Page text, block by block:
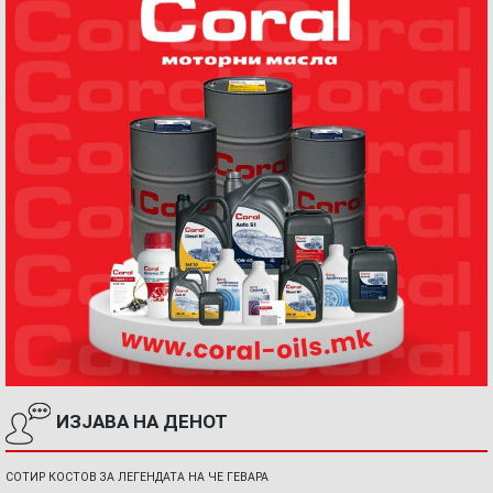
ИЗЈАВА НА ДЕНОТ
СОТИР КОСТОВ ЗА ЛЕГЕНДАТА НА ЧЕ ГЕВАРА